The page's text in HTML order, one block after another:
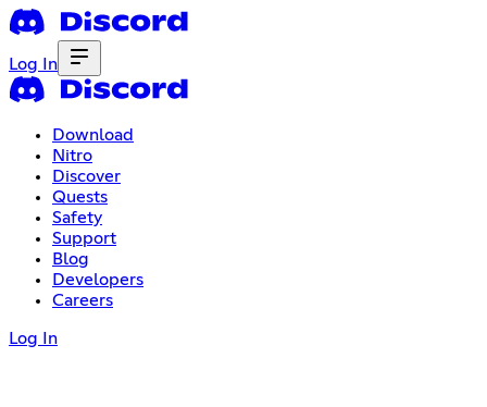
Log In
Download
Nitro
Discover
Quests
Safety
Support
Blog
Developers
Careers
Log In